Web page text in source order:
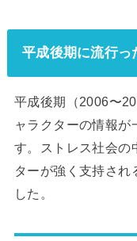
平成後期に流行っ
平成後期（2006〜
ャラクターの情報が
す。ストレス社会の
ターが強く支持され
した。